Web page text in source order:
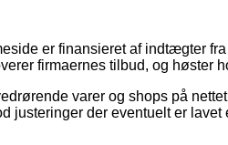
er finansieret af indtægter
firmaernes tilbud, og høster
varer og shops på
justeringer der eventuelt er